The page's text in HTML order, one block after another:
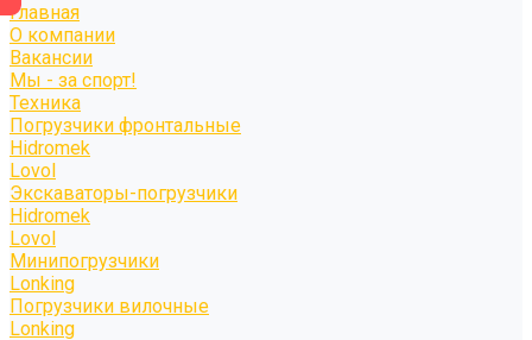
Главная
О компании
Вакансии
Мы - за спорт!
Техника
Погрузчики фронтальные
Hidromek
Lovol
Экскаваторы-погрузчики
Hidromek
Lovol
Минипогрузчики
Lonking
Погрузчики вилочные
Lonking